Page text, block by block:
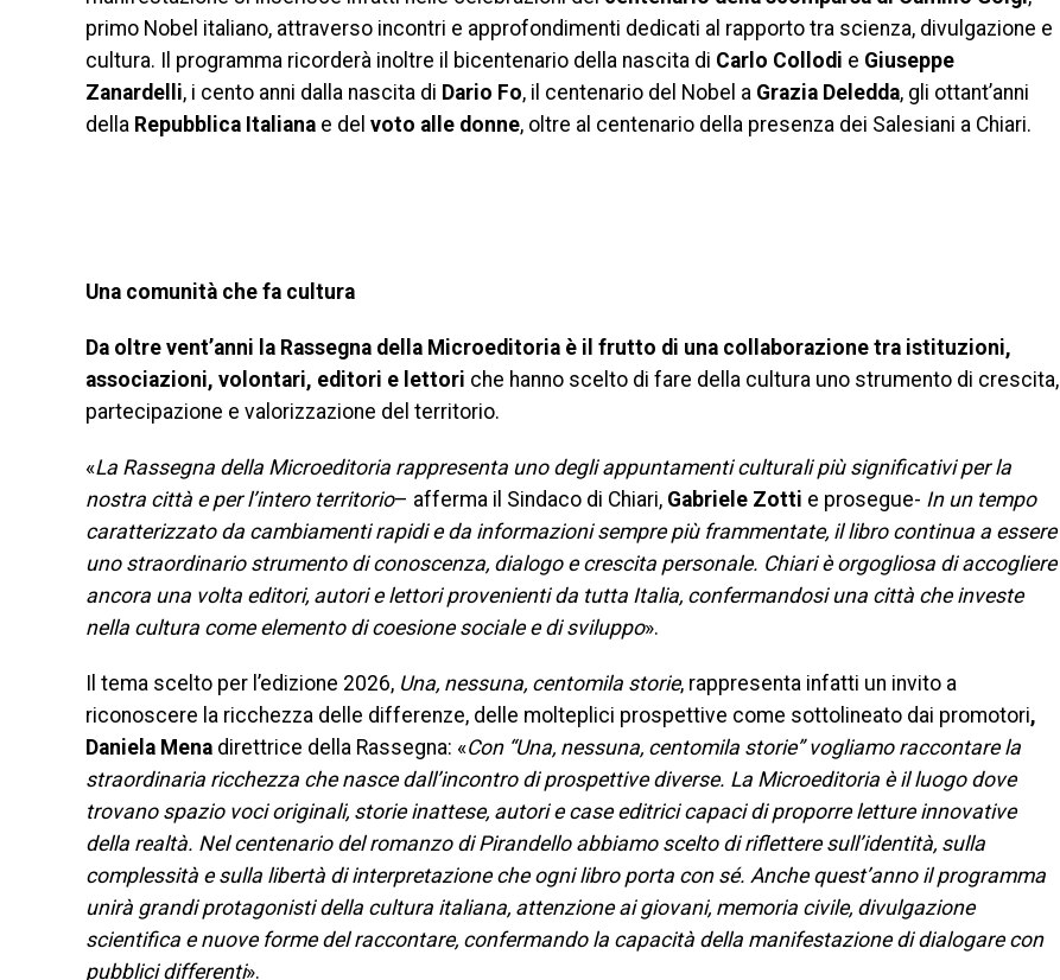
primo Nobel italiano, attraverso incontri e approfondimenti dedicati al rapporto tra scienza, divulgazione e
cultura. Il programma ricorderà inoltre il bicentenario della nascita di Carlo Collodi e Giuseppe
Zanardelli, i cento anni dalla nascita di Dario Fo, il centenario del Nobel a Grazia Deledda, gli ottant’anni
della Repubblica Italiana e del voto alle donne, oltre al centenario della presenza dei Salesiani a Chiari.
Una comunità che fa cultura
Da oltre vent’anni la Rassegna della Microeditoria è il frutto di una collaborazione tra istituzioni,
associazioni, volontari, editori e lettori che hanno scelto di fare della cultura uno strumento di crescita,
partecipazione e valorizzazione del territorio.
«La Rassegna della Microeditoria rappresenta uno degli appuntamenti culturali più significativi per la
nostra città e per l’intero territorio– afferma il Sindaco di Chiari, Gabriele Zotti e prosegue- In un tempo
caratterizzato da cambiamenti rapidi e da informazioni sempre più frammentate, il libro continua a essere
uno straordinario strumento di conoscenza, dialogo e crescita personale. Chiari è orgogliosa di accogliere
ancora una volta editori, autori e lettori provenienti da tutta Italia, confermandosi una città che investe
nella cultura come elemento di coesione sociale e di sviluppo».
Il tema scelto per l’edizione 2026, Una, nessuna, centomila storie, rappresenta infatti un invito a
riconoscere la ricchezza delle differenze, delle molteplici prospettive come sottolineato dai promotori,
Daniela Mena direttrice della Rassegna: «Con “Una, nessuna, centomila storie” vogliamo raccontare la
straordinaria ricchezza che nasce dall’incontro di prospettive diverse. La Microeditoria è il luogo dove
trovano spazio voci originali, storie inattese, autori e case editrici capaci di proporre letture innovative
della realtà. Nel centenario del romanzo di Pirandello abbiamo scelto di riflettere sull’identità, sulla
complessità e sulla libertà di interpretazione che ogni libro porta con sé. Anche quest’anno il programma
unirà grandi protagonisti della cultura italiana, attenzione ai giovani, memoria civile, divulgazione
scientifica e nuove forme del raccontare, confermando la capacità della manifestazione di dialogare con
pubblici differenti».